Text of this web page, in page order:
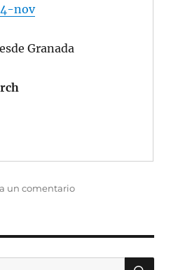
nov
Granada
un comentarioen
EASP